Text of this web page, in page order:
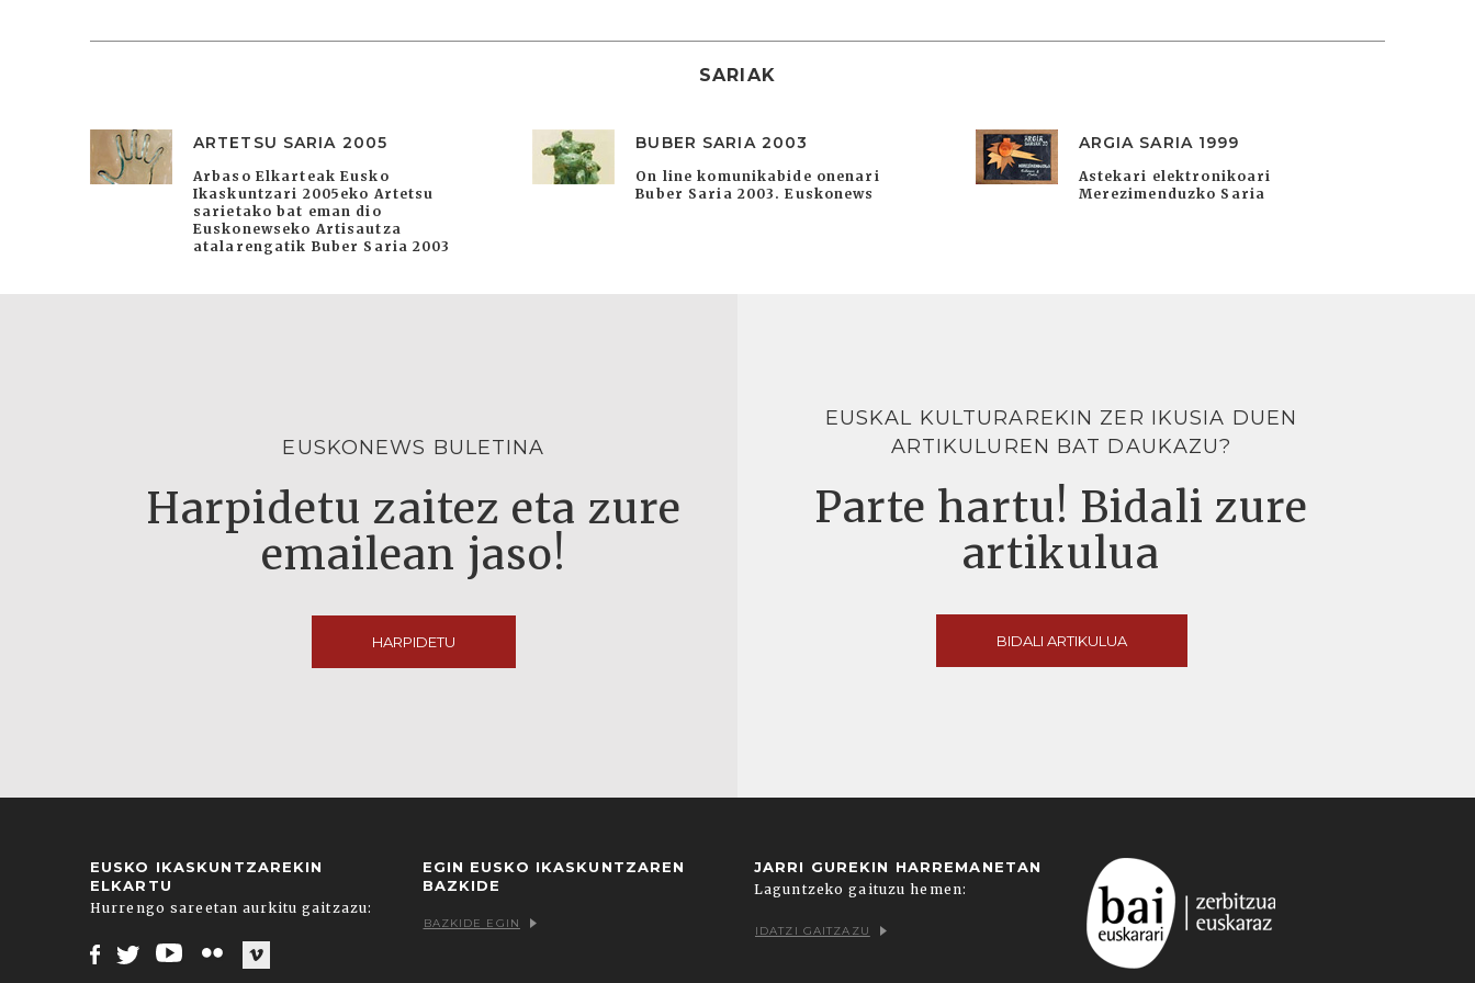
SARIAK
ARTETSU SARIA 2005
Arbaso Elkarteak Eusko
Ikaskuntzari 2005eko Artetsu
sarietako bat eman dio
Euskonewseko Artisautza
atalarengatik Buber Saria 2003
BUBER SARIA 2003
On line komunikabide onenari
Buber Saria 2003. Euskonews
ARGIA SARIA 1999
Astekari elektronikoari
Merezimenduzko Saria
EUSKONEWS BULETINA
Harpidetu zaitez eta zure
emailean jaso!
HARPIDETU
EUSKAL KULTURAREKIN ZER IKUSIA DUEN
ARTIKULUREN BAT DAUKAZU?
Parte hartu! Bidali zure
artikulua
BIDALI ARTIKULUA
EUSKO IKASKUNTZAREKIN
ELKARTU
Hurrengo sareetan aurkitu gaitzazu:
EGIN EUSKO IKASKUNTZAREN
BAZKIDE
BAZKIDE EGIN
JARRI GUREKIN HARREMANETAN
Laguntzeko gaituzu hemen:
IDATZI GAITZAZU